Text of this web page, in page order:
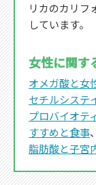
リカのカリフ
しています。
女性に関す
オメガ酸と女
セチルシステ
プロバイオテ
すすめと食事、
脂肪酸と子宮